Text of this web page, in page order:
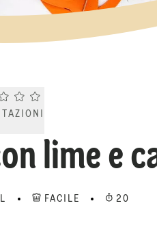
Current rating 0.0. Click to rate.
lime e
FACILE 20